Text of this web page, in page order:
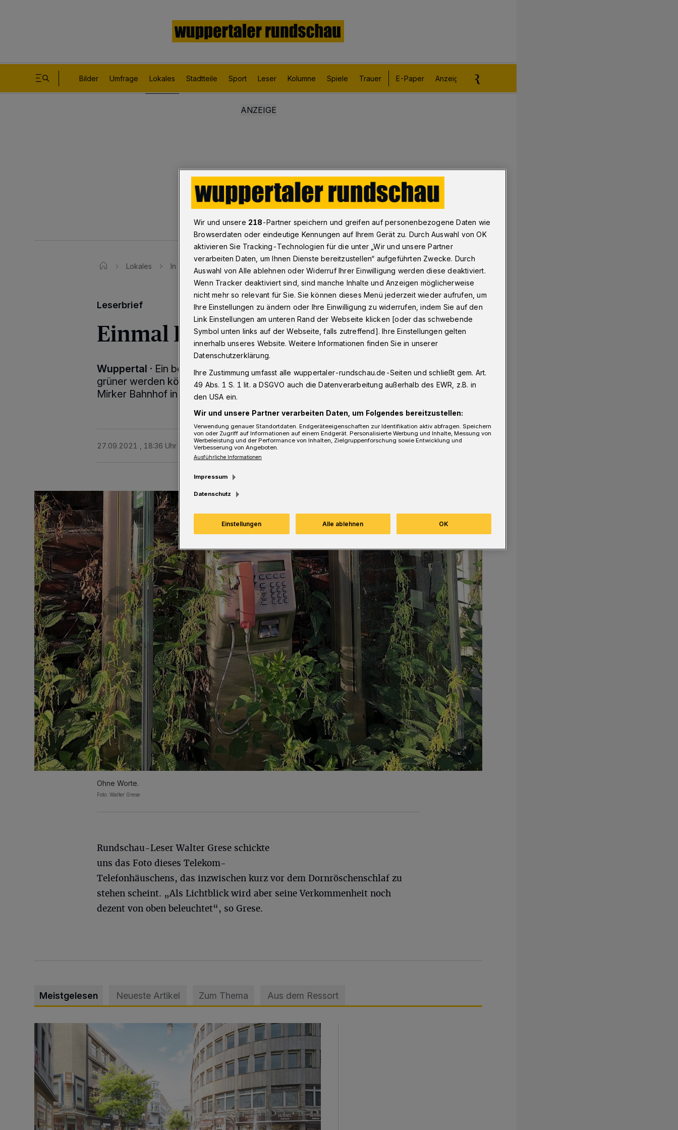
Bilder Umfrage Lokales Stadtteile Sport Leser Kolumne Spiele Trauer E-Paper Anzeigen aufgeben
Lokales In Wuppertal-Elberfeld: Einmal Dornröschen, bitte!
Leserbrief
Einmal Dornröschen, bitte!
Wuppertal · Ein beeindruckendes Beispiel, wie Städte problemlos
grüner werden können, gibt es in Wuppertal an der Mauer vor dem
Mirker Bahnhof in Elberfeld.
27.09.2021 , 18:36 Uhr Eine Minute Lesezeit
Ohne Worte.
Foto: Walter Grese
Rundschau-Leser Walter Grese schickte
uns das Foto dieses Telekom-
Telefonhäuschens, das inzwischen kurz vor dem Dornröschenschlaf zu
stehen scheint. „Als Lichtblick wird aber seine Verkommenheit noch
dezent von oben beleuchtet“, so Grese.
Meistgelesen Neueste Artikel Zum Thema Aus dem Ressort
Ein neuer Brunnen für die Alte Freiheit
Wir und unsere 218-Partner speichern und greifen auf personenbezogene Daten wie
Browserdaten oder eindeutige Kennungen auf Ihrem Gerät zu. Durch Auswahl von OK
aktivieren Sie Tracking-Technologien für die unter „Wir und unsere Partner
verarbeiten Daten, um Ihnen Dienste bereitzustellen“ aufgeführten Zwecke. Durch
Auswahl von Alle ablehnen oder Widerruf Ihrer Einwilligung werden diese deaktiviert.
Wenn Tracker deaktiviert sind, sind manche Inhalte und Anzeigen möglicherweise
nicht mehr so relevant für Sie. Sie können dieses Menü jederzeit wieder aufrufen, um
Ihre Einstellungen zu ändern oder Ihre Einwilligung zu widerrufen, indem Sie auf den
Link Einstellungen am unteren Rand der Webseite klicken [oder das schwebende
Symbol unten links auf der Webseite, falls zutreffend]. Ihre Einstellungen gelten
innerhalb unseres Website. Weitere Informationen finden Sie in unserer
Datenschutzerklärung.
Ihre Zustimmung umfasst alle wuppertaler-rundschau.de-Seiten und schließt gem. Art.
49 Abs. 1 S. 1 lit. a DSGVO auch die Datenverarbeitung außerhalb des EWR, z.B. in
den USA ein.
Wir und unsere Partner verarbeiten Daten, um Folgendes bereitzustellen:
Verwendung genauer Standortdaten. Endgeräteeigenschaften zur Identifikation aktiv abfragen. Speichern
von oder Zugriff auf Informationen auf einem Endgerät. Personalisierte Werbung und Inhalte, Messung von
Werbeleistung und der Performance von Inhalten, Zielgruppenforschung sowie Entwicklung und
Verbesserung von Angeboten.
Ausführliche Informationen
Impressum
Datenschutz
Einstellungen Alle ablehnen OK